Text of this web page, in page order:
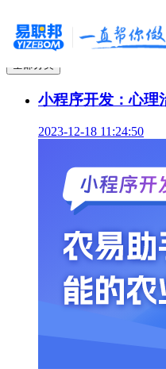
全部分类
小程序开发：心理
2023-12-18 11:24:50